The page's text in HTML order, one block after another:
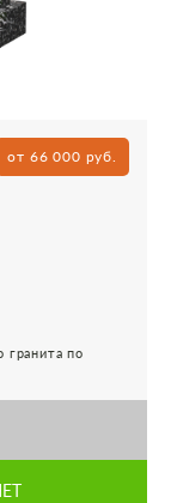
от 66 000 руб.
гранита по